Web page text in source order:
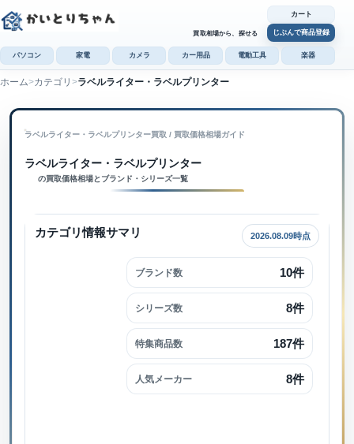
買取相場から、探せる
カート
じぶんで商品登録
パソコン 家電 カメラ カー用品 電動工具 楽器
ホーム カテゴリ ラベルライター・ラベルプリンター
ラベルライター・ラベルプリンター買取 / 買取価格相場ガイド
ラベルライター・ラベルプリンター
の買取価格相場とブランド・シリーズ一覧
ラベルライター・ラベルプリンター内で検索
カテゴリ情報サマリ 2026.08.09時点
ブランド数 10件
シリーズ数 8件
特集商品数 187件
人気メーカー 8件